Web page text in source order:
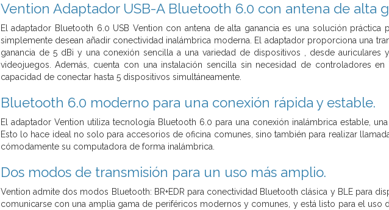
Vention Adaptador USB-A Bluetooth 6.0 con antena de alta
El adaptador Bluetooth 6.0 USB Vention con antena de alta ganancia es una solución
simplemente desean añadir conectividad inalámbrica moderna. El adaptador proporciona una
ganancia de 5 dBi y una conexión sencilla a una variedad de dispositivos , desde auriculares
videojuegos. Además, cuenta con una instalación sencilla sin necesidad de controladores
capacidad de conectar hasta 5 dispositivos simultáneamente.
Bluetooth 6.0 moderno para una conexión rápida y estable.
El adaptador Vention utiliza tecnología Bluetooth 6.0 para una conexión inalámbrica estable,
Esto lo hace ideal no solo para accesorios de oficina comunes, sino también para realizar
cómodamente su computadora de forma inalámbrica.
Dos modos de transmisión para un uso más amplio.
Vention admite dos modos Bluetooth: BR+EDR para conectividad Bluetooth clásica y BLE para
comunicarse con una amplia gama de periféricos modernos y comunes, y está listo para el uso